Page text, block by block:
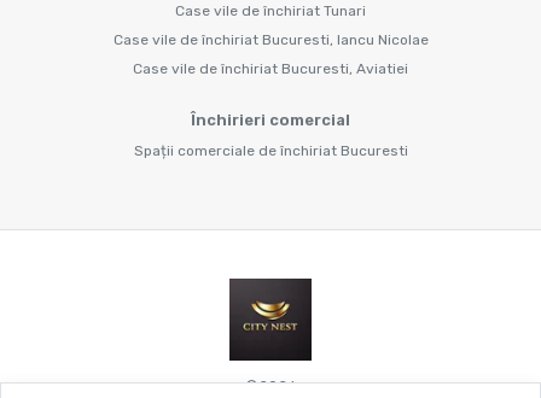
Case vile de închiriat Tunari
Case vile de închiriat Bucuresti, Iancu Nicolae
Case vile de închiriat Bucuresti, Aviatiei
Închirieri comercial
Spații comerciale de închiriat Bucuresti
©2026